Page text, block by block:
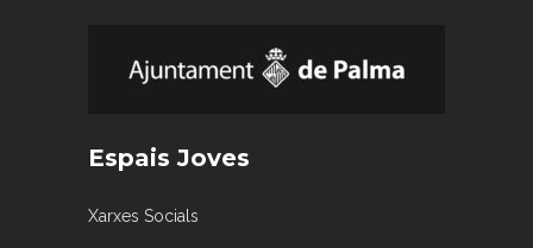
Espais Joves
Xarxes Socials